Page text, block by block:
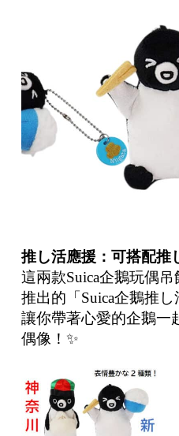
推し活應援：可搭配推
這兩款Suica企鵝玩偶
推出的「Suica企鵝推
讓你帶著心愛的企鵝一
偶像！✨